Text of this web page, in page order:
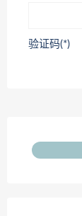
验证码(*)